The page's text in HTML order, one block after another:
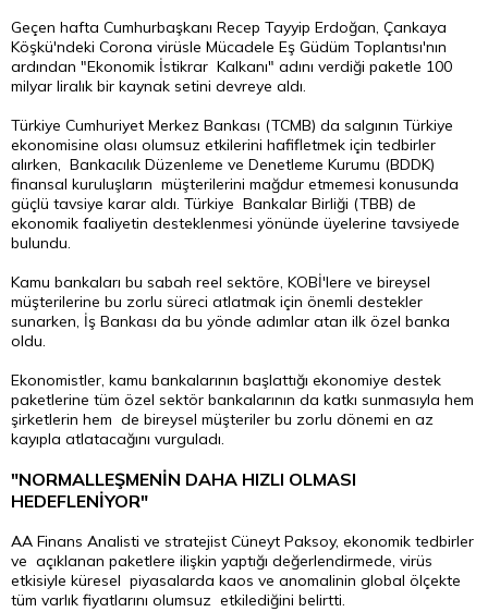
Geçen hafta Cumhurbaşkanı Recep Tayyip Erdoğan, Çankaya
Köşkü'ndeki Corona virüsle Mücadele Eş Güdüm Toplantısı'nın
ardından "Ekonomik İstikrar Kalkanı" adını verdiği paketle 100
milyar liralık bir kaynak setini devreye aldı.
Türkiye Cumhuriyet Merkez Bankası (TCMB) da salgının Türkiye
ekonomisine olası olumsuz etkilerini hafifletmek için tedbirler
alırken, Bankacılık Düzenleme ve Denetleme Kurumu (BDDK)
finansal kuruluşların müşterilerini mağdur etmemesi konusunda
güçlü tavsiye karar aldı. Türkiye Bankalar Birliği (TBB) de
ekonomik faaliyetin desteklenmesi yönünde üyelerine tavsiyede
bulundu.
Kamu bankaları bu sabah reel sektöre, KOBİ'lere ve bireysel
müşterilerine bu zorlu süreci atlatmak için önemli destekler
sunarken, İş Bankası da bu yönde adımlar atan ilk özel banka
oldu.
Ekonomistler, kamu bankalarının başlattığı ekonomiye destek
paketlerine tüm özel sektör bankalarının da katkı sunmasıyla hem
şirketlerin hem de bireysel müşteriler bu zorlu dönemi en az
kayıpla atlatacağını vurguladı.
"NORMALLEŞMENİN DAHA HIZLI OLMASI
HEDEFLENİYOR"
AA Finans Analisti ve stratejist Cüneyt Paksoy, ekonomik tedbirler
ve açıklanan paketlere ilişkin yaptığı değerlendirmede, virüs
etkisiyle küresel piyasalarda kaos ve anomalinin global ölçekte
tüm varlık fiyatlarını olumsuz etkilediğini belirtti.